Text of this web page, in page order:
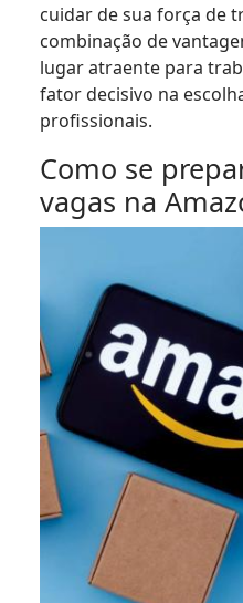
cuidar de sua força de
combinação de
lugar atraente para
fator decisivo na
profissionais.
Como se
vagas na